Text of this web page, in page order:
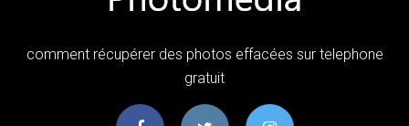
comment récupérer des photos effacées sur telephone
gratuit